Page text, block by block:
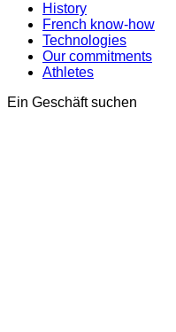
History
French know-how
Technologies
Our commitments
Athletes
Ein Geschäft suchen